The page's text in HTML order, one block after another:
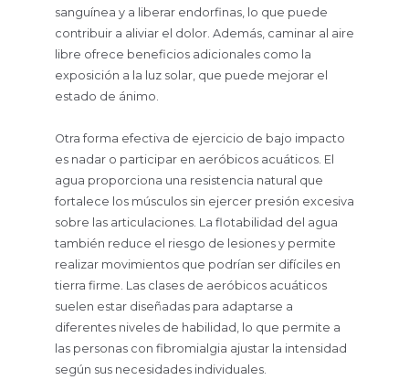
sanguínea y a liberar endorfinas, lo que puede
contribuir a aliviar el dolor. Además, caminar al aire
libre ofrece beneficios adicionales como la
exposición a la luz solar, que puede mejorar el
estado de ánimo.
Otra forma efectiva de ejercicio de bajo impacto
es nadar o participar en aeróbicos acuáticos. El
agua proporciona una resistencia natural que
fortalece los músculos sin ejercer presión excesiva
sobre las articulaciones. La flotabilidad del agua
también reduce el riesgo de lesiones y permite
realizar movimientos que podrían ser difíciles en
tierra firme. Las clases de aeróbicos acuáticos
suelen estar diseñadas para adaptarse a
diferentes niveles de habilidad, lo que permite a
las personas con fibromialgia ajustar la intensidad
según sus necesidades individuales.